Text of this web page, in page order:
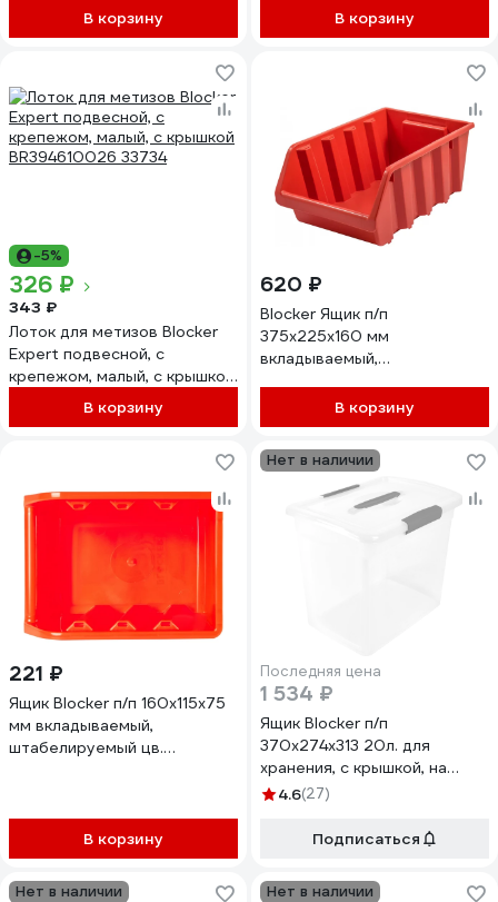
В корзину В корзину
-5%
326 ₽
343 ₽
Лоток для метизов Blocker
Expert подвесной, с
крепежом, малый, с крышкой
BR394610026 33734
В корзину
620 ₽
Blocker Ящик п/п
375х225х160 мм
вкладываемый,
оранжевый, 31406
В корзину
221 ₽
Ящик Blocker п/п 160х115х75
мм вкладываемый,
штабелируемый цв.
В корзину
Нет в наличии
Последняя цена
1 534 ₽
Ящик Blocker п/п
370х274х313 20л. для
хранения, с крышкой, на
клипсах, с ручкой цв.
4.6(27)
Подписаться
Нет в наличии Нет в наличии